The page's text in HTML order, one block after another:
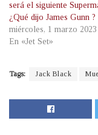
será el siguiente
¿Qué dijo James Gunn ?
miércoles, 1 marzo
En «Jet Set»
Tags: Jack Black